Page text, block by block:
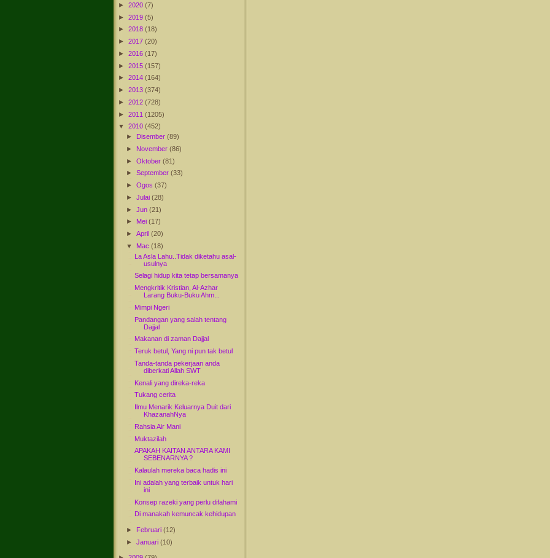
► 2020 (7)
► 2019 (5)
► 2018 (18)
► 2017 (20)
► 2016 (17)
► 2015 (157)
► 2014 (164)
► 2013 (374)
► 2012 (728)
► 2011 (1205)
▼
2010 (452)
► Disember(89)
► November(86)
►Oktober(81)
►September(33)
►Ogos(37)
►Julai(28)
►Jun(21)
► Mei(17)
►April(20)
▼
Mac(18)
La Asla Lahu..Tidak diketahu asal-
usulnya
Selagi hidup kita tetap bersamanya
Mengkritik Kristian, Al-Azhar
Larang Buku-Buku Ahm...
Mimpi Ngeri
Pandangan yang salah tentang
Dajjal
Makanan di zaman Dajjal
Teruk betul, Yang ni pun tak betul
Tanda-tanda pekerjaan anda
diberkati Allah SWT
Kenali yang direka-reka
Tukang cerita
Ilmu Menarik Keluarnya Duit dari
KhazanahNya
Rahsia Air Mani
Muktazilah
APAKAH KAITAN ANTARA KAMI
SEBENARNYA ?
Kalaulah mereka baca hadis ini
Ini adalah yang terbaik untuk hari
ini
Konsep razeki yang perlu difahami
Di manakah kemuncak kehidupan
► Februari(12)
►Januari(10)